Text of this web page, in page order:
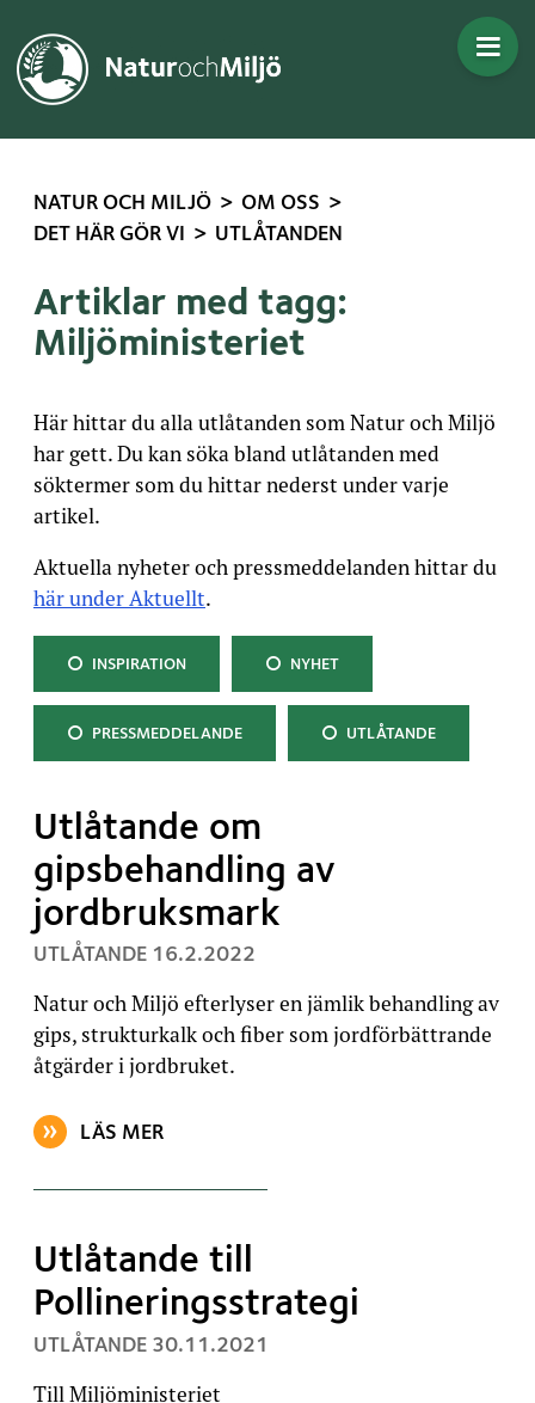
NATUR OCH MILJÖ > OM OSS >
DET HÄR GÖR VI
> UTLÅTANDEN
Artiklar med tagg:
Miljöministeriet
Här hittar du alla utlåtanden som Natur och Miljö
har gett. Du kan söka bland utlåtanden med
söktermer som du hittar nederst under varje
artikel.
Aktuella nyheter och pressmeddelanden hittar du
här under Aktuellt.
KATEGORI:
INSPIRATION KATEGORI:
NYHET
KATEGORI:
PRESSMEDDELANDE KATEGORI:
UTLÅTANDE
Utlåtande om
gipsbehandling av
jordbruksmark
UTLÅTANDE , PUBLICERAT:
16.2.2022
Natur och Miljö efterlyser en jämlik behandling av
gips, strukturkalk och fiber som jordförbättrande
åtgärder i jordbruket.
LÄS MER
OM ARTIKELN: UTLÅTANDE OM GIPSBEHANDLING
Utlåtande till
Pollineringsstrategi
UTLÅTANDE , PUBLICERAT:
30.11.2021
Till Miljöministeriet